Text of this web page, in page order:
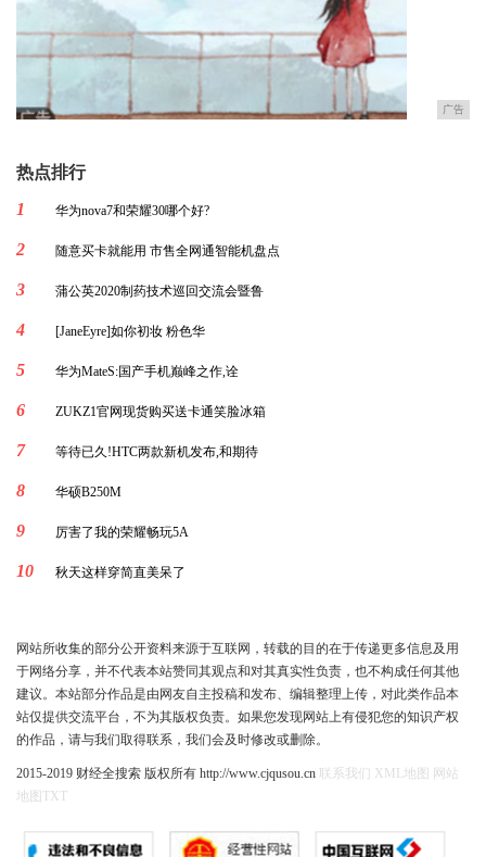
广告
热点排行
1
华为nova7和荣耀30哪个好?
2 随意买卡就能用 市售全网通智能机盘点
3 蒲公英2020制药技术巡回交流会暨鲁
4 [JaneEyre]如你初妆 粉色华
5 华为MateS:国产手机巅峰之作,诠
6 ZUKZ1官网现货购买送卡通笑脸冰箱
7 等待已久!HTC两款新机发布,和期待
8 华硕B250M
9 厉害了我的荣耀畅玩5A
10 秋天这样穿简直美呆了
网站所收集的部分公开资料来源于互联网，转载的目的在于传递更多信息及用
于网络分享，并不代表本站赞同其观点和对其真实性负责，也不构成任何其他
建议。本站部分作品是由网友自主投稿和发布、编辑整理上传，对此类作品本
站仅提供交流平台，不为其版权负责。如果您发现网站上有侵犯您的知识产权
的作品，请与我们取得联系，我们会及时修改或删除。
2015-2019 财经全搜索 版权所有 http://www.cjqusou.cn 联系我们 XML地图
网站
地图
TXT